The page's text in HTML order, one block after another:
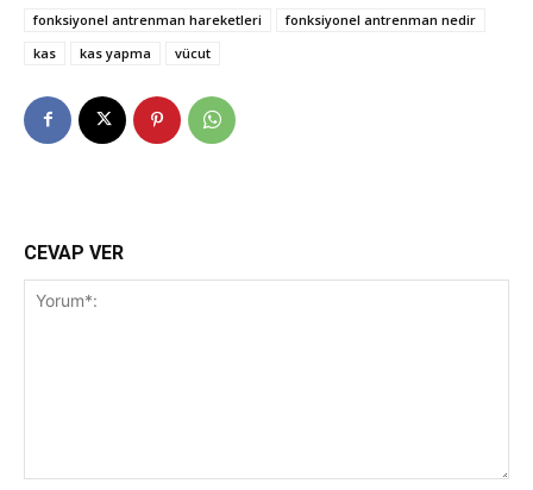
fonksiyonel antrenman hareketleri
fonksiyonel antrenman nedir
kas
kas yapma vücut
CEVAP VER